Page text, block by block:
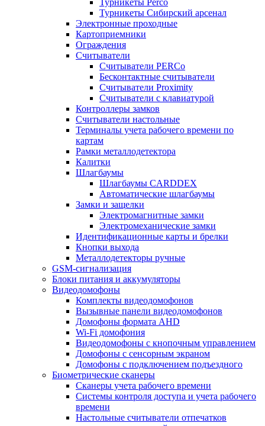
Турникеты Perco
Турникеты Сибирский арсенал
Электронные проходные
Картоприемники
Ограждения
Считыватели
Считыватели PERCo
Бесконтактные считыватели
Считыватели Proximity
Считыватели с клавиатурой
Контроллеры замков
Считыватели настольные
Терминалы учета рабочего времени по
картам
Рамки металлодетектора
Калитки
Шлагбаумы
Шлагбаумы CARDDEX
Автоматические шлагбаумы
Замки и защелки
Электромагнитные замки
Электромеханические замки
Идентификационные карты и брелки
Кнопки выхода
Металлодетекторы ручные
GSM-сигнализация
Блоки питания и аккумуляторы
Видеодомофоны
Комплекты видеодомофонов
Вызывные панели видеодомофонов
Домофоны формата AHD
Wi-Fi домофония
Видеодомофоны с кнопочным управлением
Домофоны с сенсорным экраном
Домофоны с подключением подъездного
Биометрические сканеры
Сканеры учета рабочего времени
Системы контроля доступа и учета рабочего
времени
Настольные считыватели отпечатков